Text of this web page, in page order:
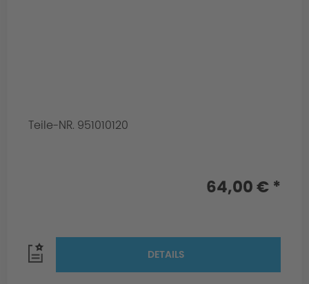
Teile-NR. 951010120
64,00 € *
DETAILS